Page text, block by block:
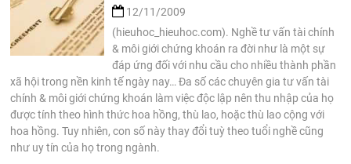
12/11/2009
(hieuhoc_hieuhoc.com). Nghề tư vấn tài chính
& môi giới chứng khoán ra đời như là một sự
đáp ứng đối với nhu cầu cho nhiều thành phần
xã hội trong nền kinh tế ngày nay… Đa số các chuyên gia tư vấn tài
chính & môi giới chứng khoán làm việc độc lập nên thu nhập của họ
được tính theo hình thức hoa hồng, thù lao, hoặc thù lao cộng với
hoa hồng. Tuy nhiên, con số này thay đổi tuỳ theo tuổi nghề cũng
như uy tín của họ trong ngành.